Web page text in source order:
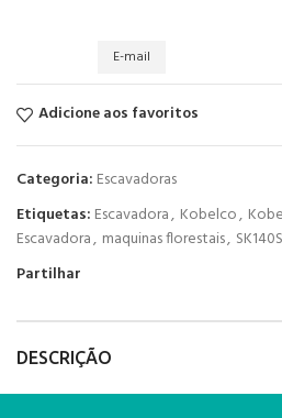
E-mail
Adicione aos favoritos
Categoria: Escavadoras
Etiquetas: Escavadora, Kobelco,
Escavadora, maquinas florestais,
Partilhar
DESCRIÇÃO